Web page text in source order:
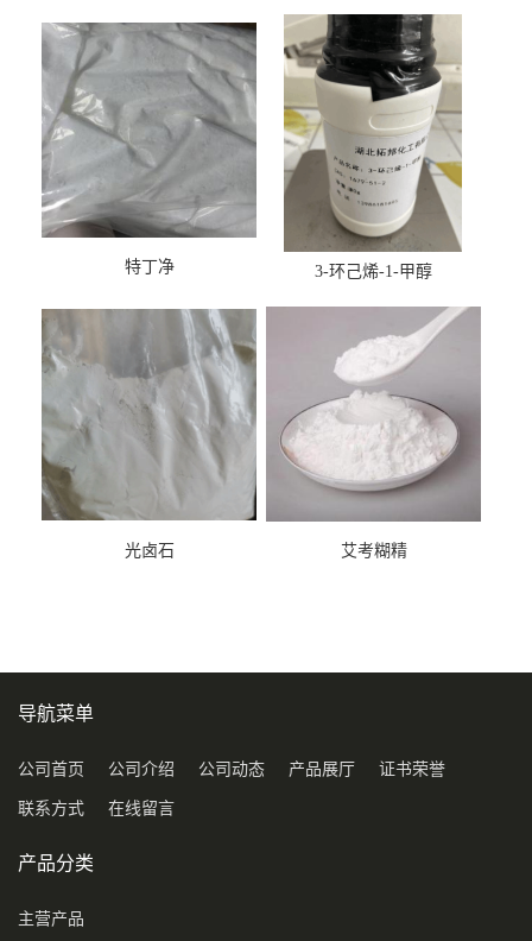
特丁净 3-环己烯-1-甲醇
光卤石 艾考糊精
导航菜单
公司首页 公司介绍 公司动态 产品展厅 证书荣誉
联系方式 在线留言
产品分类
主营产品